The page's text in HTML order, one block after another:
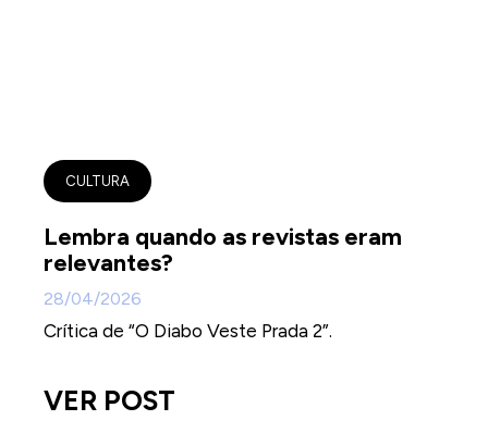
CULTURA
Lembra quando as revistas eram
relevantes?
28/04/2026
Crítica de “O Diabo Veste Prada 2”.
VER POST